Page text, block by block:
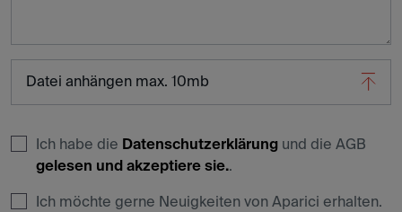
Datei anhängen max. 10mb
Ich habe die Datenschutzerklärung und die AGB
gelesen und akzeptiere sie..
Ich möchte gerne Neuigkeiten von Aparici erhalten.